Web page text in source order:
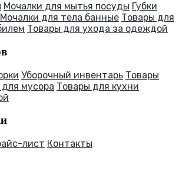
Мочалки для мытья посуды Губки
Мочалки для тела банные Товары для
Товары для ухода за одеждой
Уборочный инвентарь Товары
мусора Товары для кухни
лист Контакты